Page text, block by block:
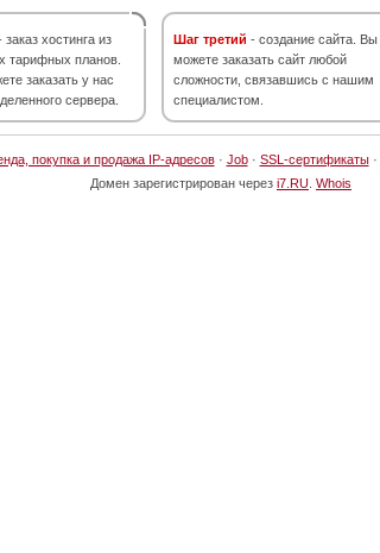
заказ хостинга из
тарифных планов.
заказать у нас
сервера.
Шаг третий - создание сайта. Вы
можете заказать сайт любой
сложности, связавшись с нашим
специалистом.
покупка и продажа IP-адресов· Job· SSL-сертификаты·
Домен зарегистрирован через i7.RU Whois